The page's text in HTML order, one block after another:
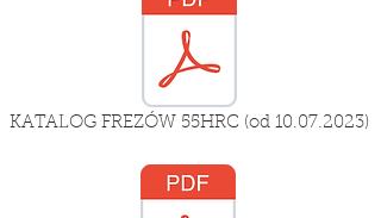
KATALOG FREZÓW 55HRC (od 10.07.2023)